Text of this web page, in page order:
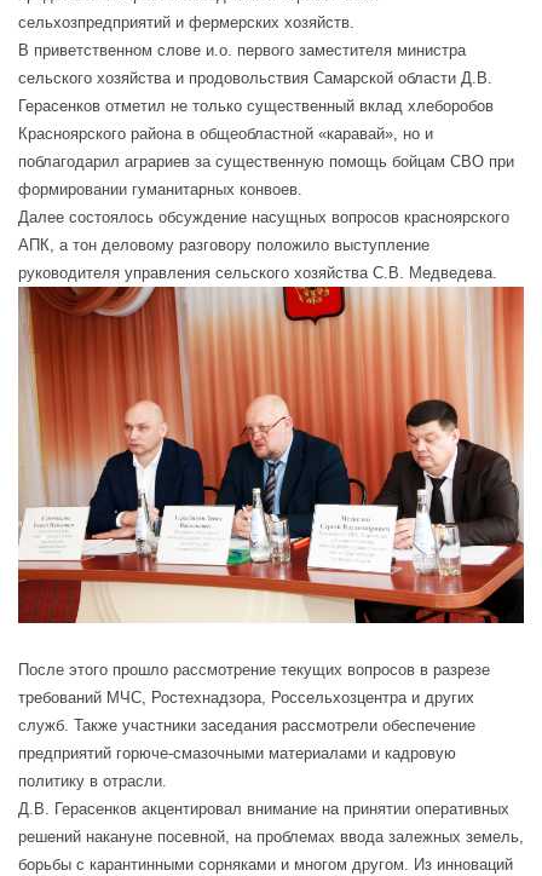
сельхозпредприятий и фермерских хозяйств.
В приветственном слове и.о. первого заместителя министра
сельского хозяйства и продовольствия Самарской области Д.В.
Герасенков отметил не только существенный вклад хлеборобов
Красноярского района в общеобластной «каравай», но и
поблагодарил аграриев за существенную помощь бойцам СВО при
формировании гуманитарных конвоев.
Далее состоялось обсуждение насущных вопросов красноярского
АПК, а тон деловому разговору положило выступление
руководителя управления сельского хозяйства С.В. Медведева.
После этого прошло рассмотрение текущих вопросов в разрезе
требований МЧС, Ростехнадзора, Россельхозцентра и других
служб. Также участники заседания рассмотрели обеспечение
предприятий горюче-смазочными материалами и кадровую
политику в отрасли.
Д.В. Герасенков акцентировал внимание на принятии оперативных
решений накануне посевной, на проблемах ввода залежных земель,
борьбы с карантинными сорняками и многом другом. Из инноваций